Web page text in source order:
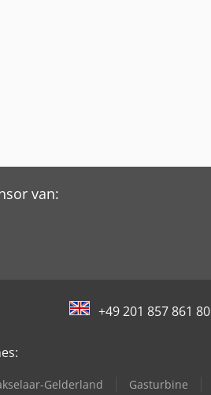
van:
+49 201 857 861 80
Gelderland Gasturbine